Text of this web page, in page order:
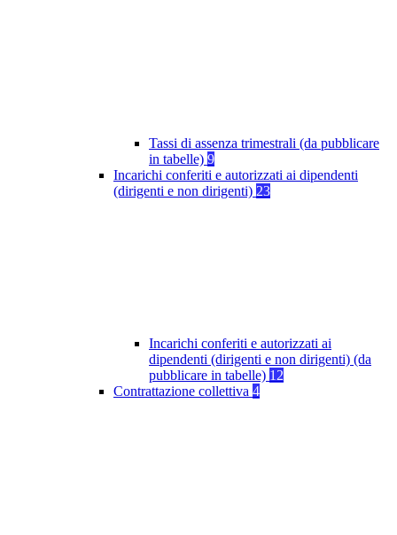
Tassi di assenza trimestrali (da pubblicare
in tabelle) 9
Incarichi conferiti e autorizzati ai dipendenti
(dirigenti e non dirigenti) 23
Incarichi conferiti e autorizzati ai
dipendenti (dirigenti e non dirigenti) (da
pubblicare in tabelle) 12
Contrattazione collettiva 4